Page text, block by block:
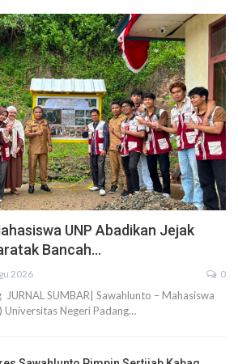
UNP Abadikan Jejak
Bancah…
2026 0
JURNAL SUMBAR| Sawahlunto – Mahasiswa
Universitas Negeri Padang…